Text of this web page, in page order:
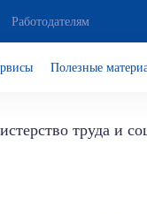
Работодателям
Полезные
труда и